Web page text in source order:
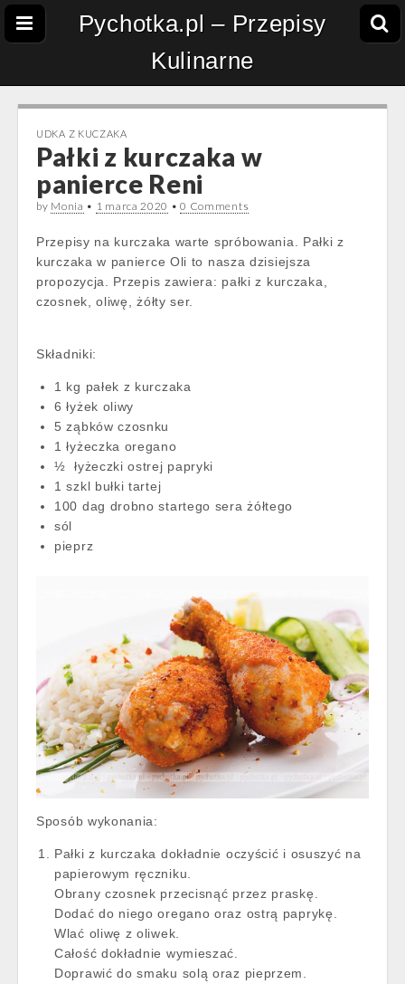
Pychotka.pl – Przepisy
Kulinarne
UDKA Z KUCZAKA
Pałki z kurczaka w
panierce Reni
by Monia • 1 marca 2020 •0 Comments
Przepisy na kurczaka warte spróbowania. Pałki z
kurczaka w panierce Oli to nasza dzisiejsza
propozycja. Przepis zawiera: pałki z kurczaka,
czosnek, oliwę, żółty ser.
Składniki:
1 kg pałek z kurczaka
6 łyżek oliwy
5 ząbków czosnku
1 łyżeczka oregano
½ łyżeczki ostrej papryki
1 szkl bułki tartej
100 dag drobno startego sera żółtego
sól
pieprz
Sposób wykonania:
Pałki z kurczaka dokładnie oczyścić i osuszyć na
papierowym ręczniku.
Obrany czosnek przecisnąć przez praskę.
Dodać do niego oregano oraz ostrą paprykę.
Wlać oliwę z oliwek.
Całość dokładnie wymieszać.
Doprawić do smaku solą oraz pieprzem.